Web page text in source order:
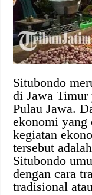
Situbondo
di Jawa Timur
Pulau Jawa.
ekonomi yang
kegiatan
tersebut
Situbondo
dengan cara
tradisional